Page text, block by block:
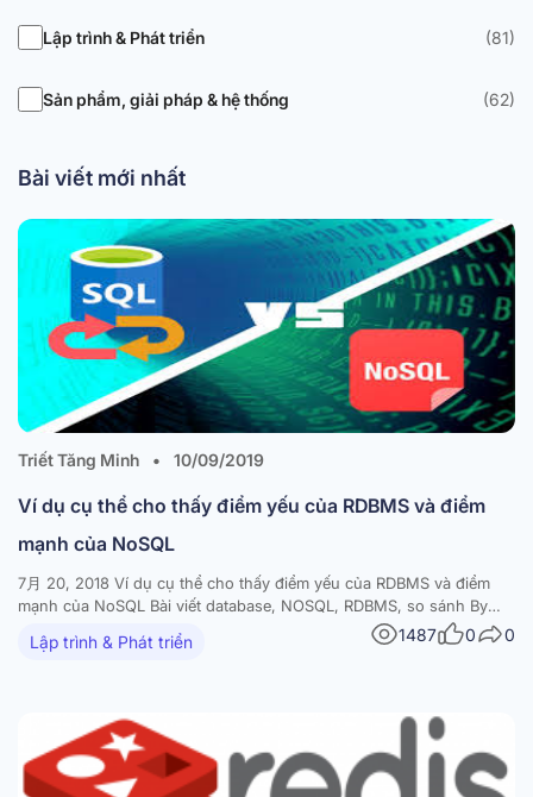
Bài viết mới nhất
Triết Tăng Minh • 10/09/2019
Ví dụ cụ thể cho thấy điểm yếu của RDBMS và điểm
mạnh của NoSQL
7月 20, 2018 Ví dụ cụ thể cho thấy điểm yếu của RDBMS và điểm
mạnh của NoSQL Bài viết database, NOSQL, RDBMS, so sánh By
Triết Tăng Minh 2 Comments NoSQL ra đời như là một giải pháp cho
bài toán về độ co giãn (scalability), độ linh hoạt…
Lập trình & Phát triển 1487 0 0
Lập trình & Phát triển (81)
Sản phẩm, giải pháp & hệ thống (62)